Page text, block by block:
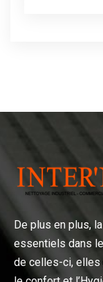
De plus en plus,
essentiels dans
de celles-ci, elles